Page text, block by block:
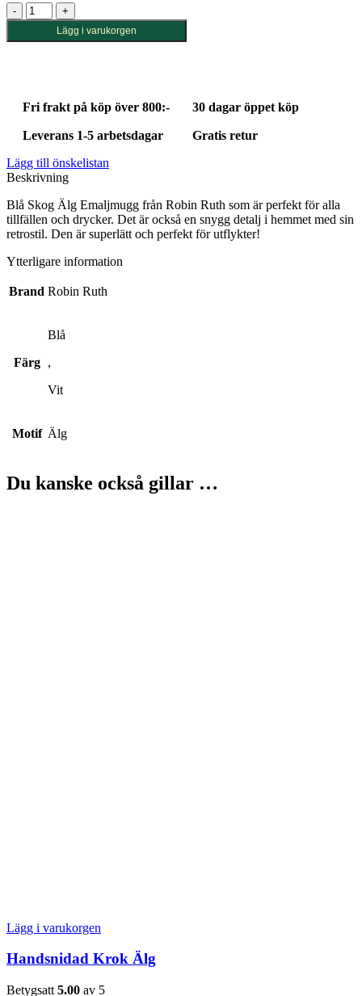
Blå
Skog
Älg
Lägg i varukorgen
Fri frakt på köp över 800:- 30 dagar öppet köp
Leverans 1-5 arbetsdagar
Gratis retur
Lägg till önskelistan
Beskrivning
Blå Skog Älg Emaljmugg från Robin Ruth som är perfekt för alla
tillfällen och drycker. Det är också en snygg detalj i hemmet med sin
retrostil. Den är superlätt och perfekt för utflykter!
Ytterligare information
Brand Robin Ruth
Färg
Blå
,
Vit
Motif Älg
Du kanske också gillar …
Lägg i varukorgen
Handsnidad Krok Älg
Betygsatt 5.00 av 5